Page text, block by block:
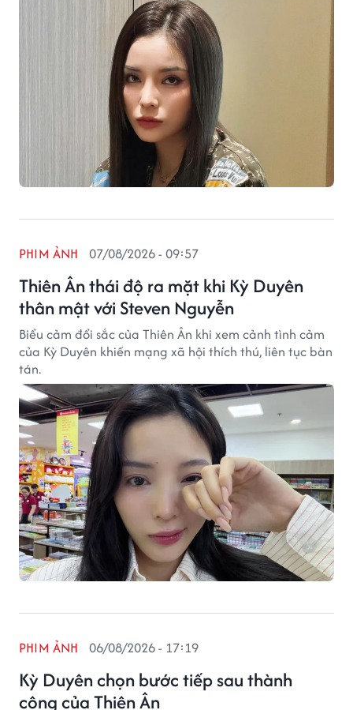
Thiên Ân thái độ ra mặt khi Kỳ Duyên
thân mật với Steven Nguyễn
PHIM ẢNH 07/08/2026 - 09:57
Biểu cảm đổi sắc của Thiên Ân khi xem cảnh tình cảm
của Kỳ Duyên khiến mạng xã hội thích thú, liên tục bàn
tán.
Kỳ Duyên chọn bước tiếp sau thành
công của Thiên Ân
PHIM ẢNH 06/08/2026 - 17:19